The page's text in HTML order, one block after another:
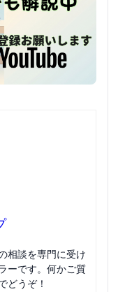
相談を専門に受け
ーです。何かご質
どうぞ！